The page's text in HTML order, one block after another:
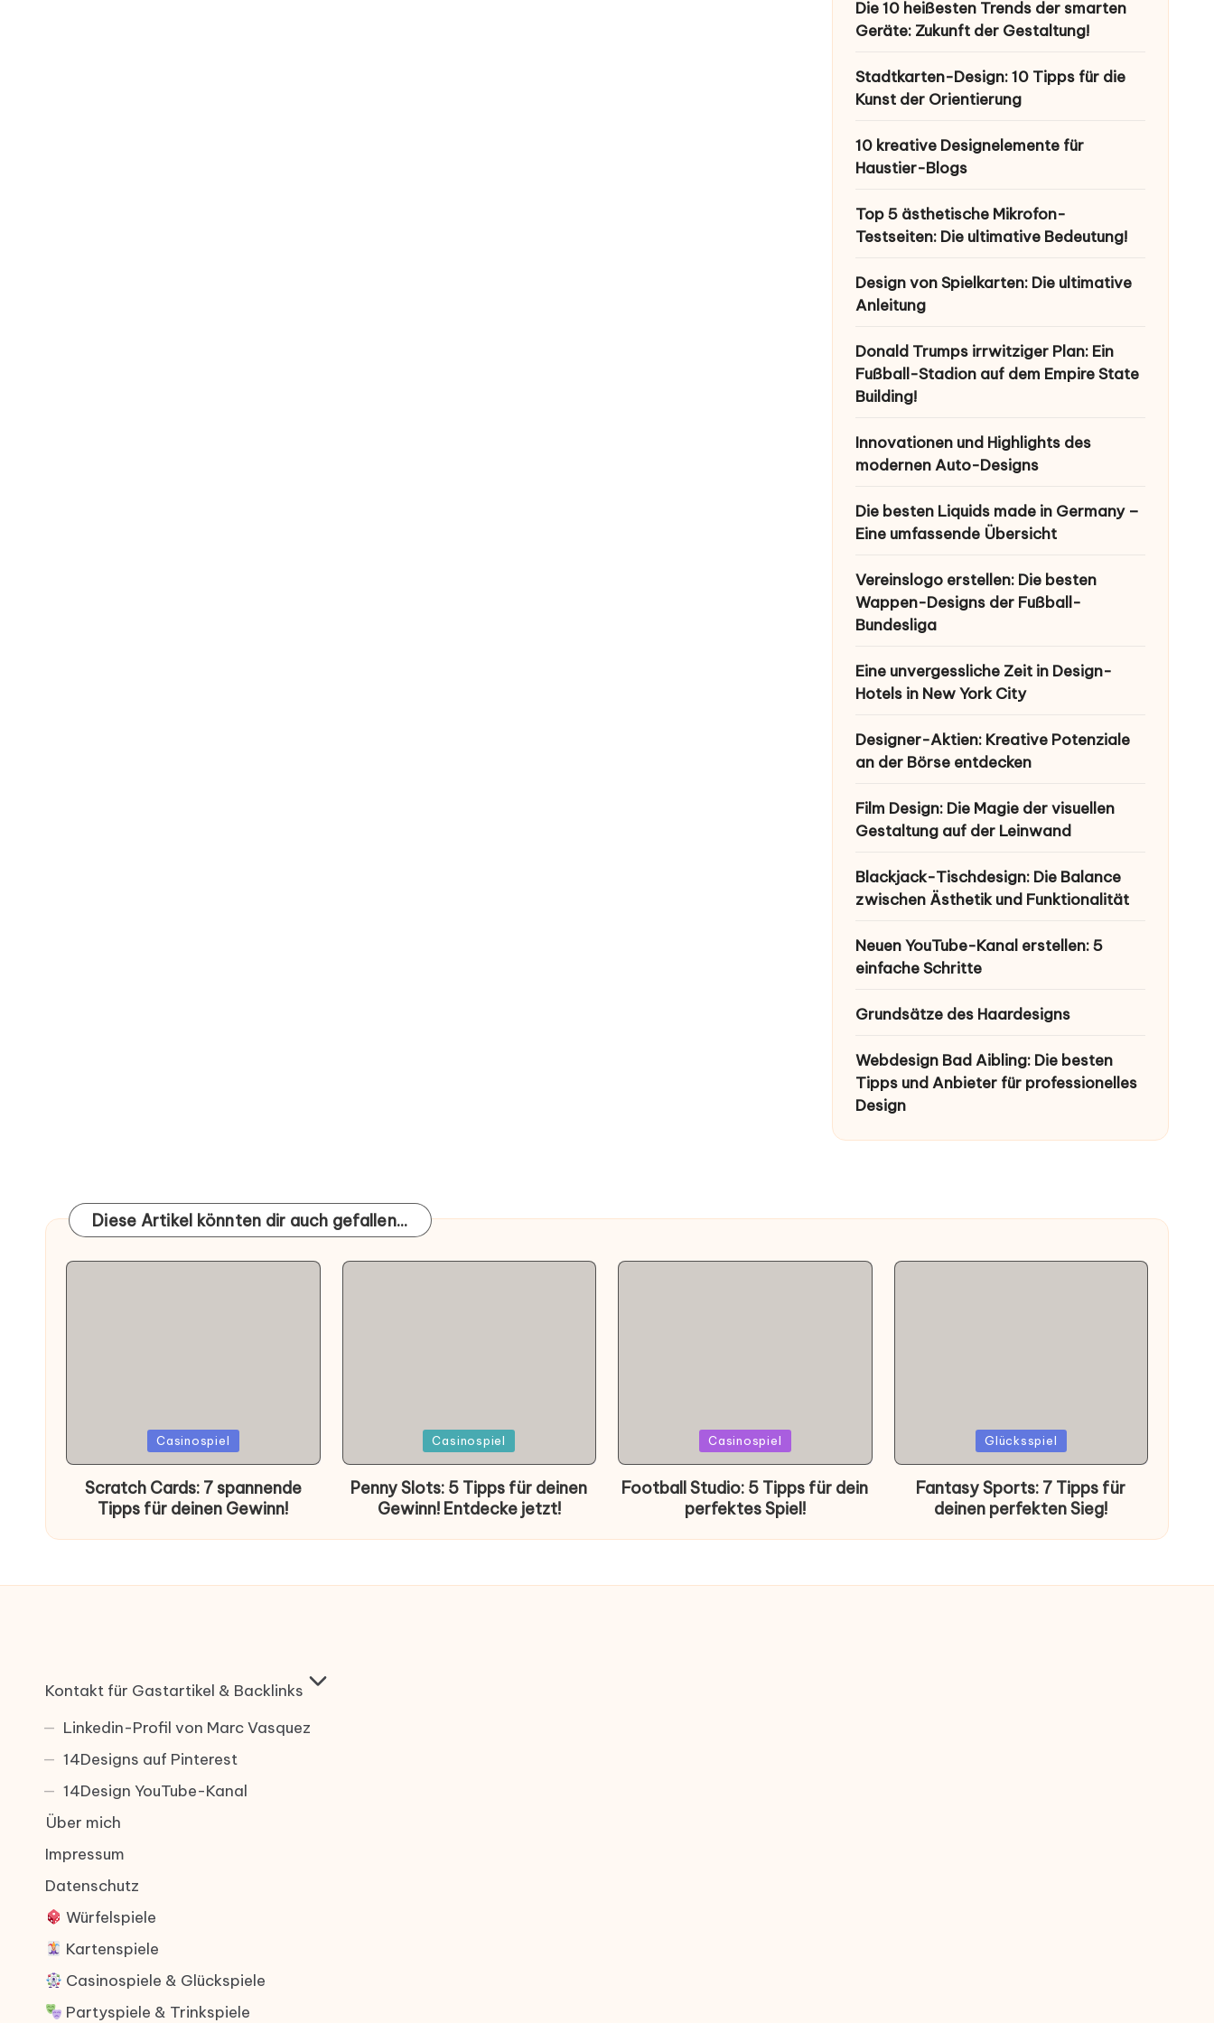
Die 10 heißesten Trends der smarten
Geräte: Zukunft der Gestaltung!
Stadtkarten-Design: 10 Tipps für die
Kunst der Orientierung
10 kreative Designelemente für
Haustier-Blogs
Top 5 ästhetische Mikrofon-
Testseiten: Die ultimative Bedeutung!
Design von Spielkarten: Die ultimative
Anleitung
Donald Trumps irrwitziger Plan: Ein
Fußball-Stadion auf dem Empire State
Building!
Innovationen und Highlights des
modernen Auto-Designs
Die besten Liquids made in Germany –
Eine umfassende Übersicht
Vereinslogo erstellen: Die besten
Wappen-Designs der Fußball-
Bundesliga
Eine unvergessliche Zeit in Design-
Hotels in New York City
Designer-Aktien: Kreative Potenziale
an der Börse entdecken
Film Design: Die Magie der visuellen
Gestaltung auf der Leinwand
Blackjack-Tischdesign: Die Balance
zwischen Ästhetik und Funktionalität
Neuen YouTube-Kanal erstellen: 5
einfache Schritte
Grundsätze des Haardesigns
Webdesign Bad Aibling: Die besten
Tipps und Anbieter für professionelles
Design
Diese Artikel könnten dir auch gefallen...
in
Casinospiel
Scratch Cards: 7 spannende
Tipps für deinen Gewinn!
in
Casinospiel
Penny Slots: 5 Tipps für deinen
Gewinn! Entdecke jetzt!
in
Casinospiel
Football Studio: 5 Tipps für dein
perfektes Spiel!
in
Glücksspiel
Fantasy Sports: 7 Tipps für
deinen perfekten Sieg!
Kontakt für Gastartikel & Backlinks
Linkedin-Profil von Marc Vasquez
14Designs auf Pinterest
14Design YouTube-Kanal
Über mich
Impressum
Datenschutz
Würfelspiele
Kartenspiele
Casinospiele & Glückspiele
Partyspiele & Trinkspiele